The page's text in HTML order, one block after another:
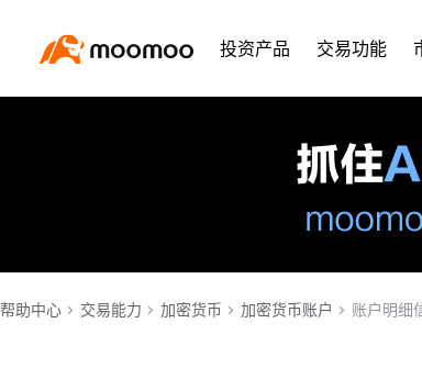
投资产品 交易功能
帮助中心 交易能力 加密货币 加密货币账户 账户明细